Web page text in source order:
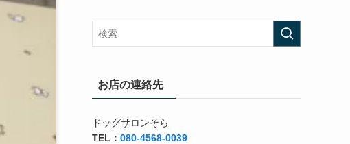
お店の連絡先
ドッグサロンそら
TEL： 080-4568-0039